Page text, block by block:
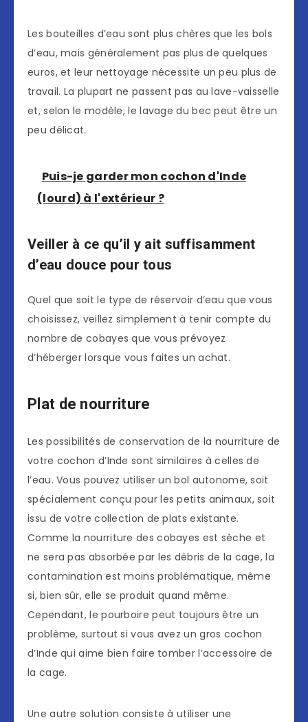
Les bouteilles d’eau sont plus chères que les bols
d’eau, mais généralement pas plus de quelques
euros, et leur nettoyage nécessite un peu plus de
travail. La plupart ne passent pas au lave-vaisselle
et, selon le modèle, le lavage du bec peut être un
peu délicat.
Puis-je garder mon cochon d'Inde
(lourd) à l'extérieur ?
Veiller à ce qu’il y ait suffisamment
d’eau douce pour tous
Quel que soit le type de réservoir d’eau que vous
choisissez, veillez simplement à tenir compte du
nombre de cobayes que vous prévoyez
d’héberger lorsque vous faites un achat.
Plat de nourriture
Les possibilités de conservation de la nourriture de
votre cochon d’Inde sont similaires à celles de
l’eau. Vous pouvez utiliser un bol autonome, soit
spécialement conçu pour les petits animaux, soit
issu de votre collection de plats existante.
Comme la nourriture des cobayes est sèche et
ne sera pas absorbée par les débris de la cage, la
contamination est moins problématique, même
si, bien sûr, elle se produit quand même.
Cependant, le pourboire peut toujours être un
problème, surtout si vous avez un gros cochon
d’Inde qui aime bien faire tomber l’accessoire de
la cage.
Une autre solution consiste à utiliser une